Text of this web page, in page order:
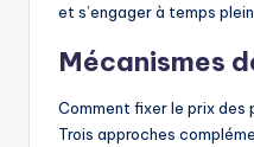
et s’engager à temps plein.
Mécanismes
Comment fixer le prix des
Trois approches